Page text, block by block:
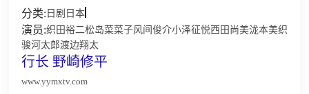
成为对社会有贡献的银行，他和上作已登场，为人不择
手段，已升为常务的立川祥子，及融资部的石原俊之合
作进行改...
分类: 日剧 日本
演员:织田裕二松岛菜菜子风间俊介小泽征悦西田尚美泷本美织
骏河太郎渡边翔太
行长 野崎修平
www.yymxtv.com